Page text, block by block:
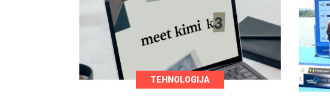
TEHNOLOGIJA